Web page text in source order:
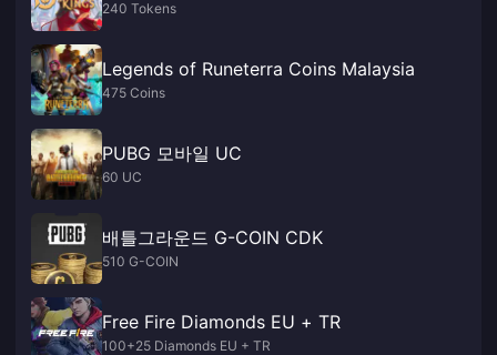
240 Tokens
Legends of Runeterra Coins Malaysia
475 Coins
PUBG 모바일 UC
60 UC
배틀그라운드 G-COIN CDK
510 G-COIN
Free Fire Diamonds EU + TR
100+25 Diamonds EU + TR